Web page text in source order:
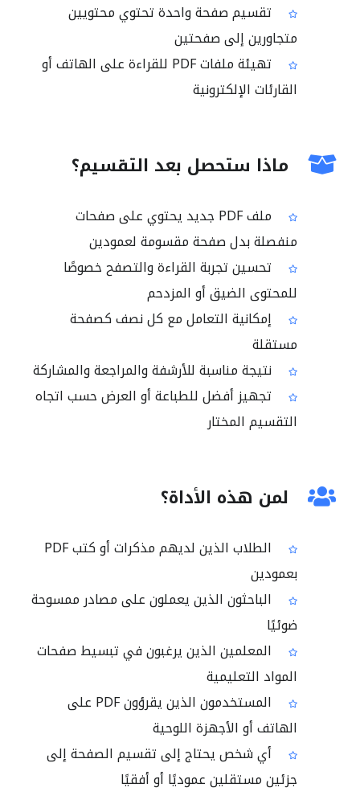
تقسيم صفحة واحدة تحتوي محتويين
متجاورين إلى صفحتين
تهيئة ملفات PDF للقراءة على الهاتف أو
القارئات الإلكترونية
ماذا ستحصل بعد التقسيم؟
ملف PDF جديد يحتوي على صفحات
منفصلة بدل صفحة مقسومة لعمودين
تحسين تجربة القراءة والتصفح خصوصًا
للمحتوى الضيق أو المزدحم
إمكانية التعامل مع كل نصف كصفحة
مستقلة
نتيجة مناسبة للأرشفة والمراجعة والمشاركة
تجهيز أفضل للطباعة أو العرض حسب اتجاه
التقسيم المختار
لمن هذه الأداة؟
الطلاب الذين لديهم مذكرات أو كتب PDF
بعمودين
الباحثون الذين يعملون على مصادر ممسوحة
ضوئيًا
المعلمين الذين يرغبون في تبسيط صفحات
المواد التعليمية
المستخدمون الذين يقرؤون PDF على
الهاتف أو الأجهزة اللوحية
أي شخص يحتاج إلى تقسيم الصفحة إلى
جزئين مستقلين عموديًا أو أفقيًا